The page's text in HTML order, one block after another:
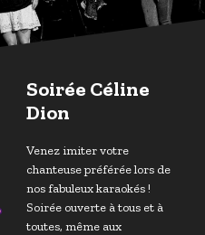
Soirée Céline
Dion
Venez imiter votre
chanteuse préférée lors de
nos fabuleux karaokés !
Soirée ouverte à tous et à
toutes, même aux